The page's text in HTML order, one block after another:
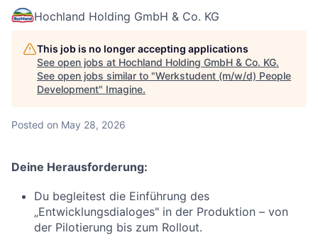
Hochland Holding GmbH & Co. KG
This job is no longer accepting applications
See open jobs at Hochland Holding GmbH & Co. KG.
See open jobs similar to "Werkstudent (m/w/d) People
Development" Imagine.
Posted on May 28, 2026
Deine Herausforderung:
Du begleitest die Einführung des
„Entwicklungsdialoges" in der Produktion – von
der Pilotierung bis zum Rollout.